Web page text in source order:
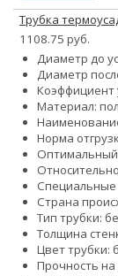
Трубка
1108.75 руб.
Диаметр до
Диаметр
Коэффициент
Материал:
Норма
Оптимальный
Специальные
Страна
Тип трубки:
Толщина
Цвет трубки:
Прочность